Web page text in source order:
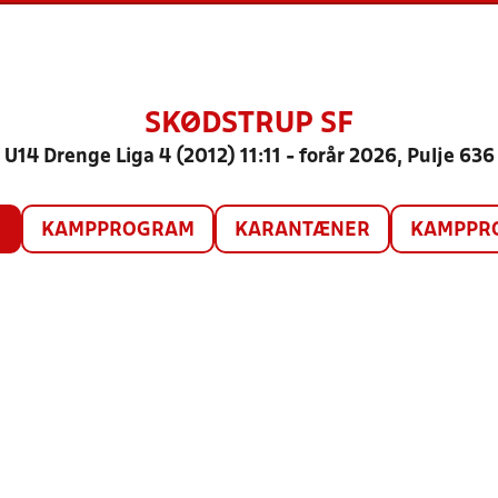
SKØDSTRUP SF
U14 Drenge Liga 4 (2012) 11:11 - forår 2026, Pulje 636
KAMPPROGRAM KARANTÆNER